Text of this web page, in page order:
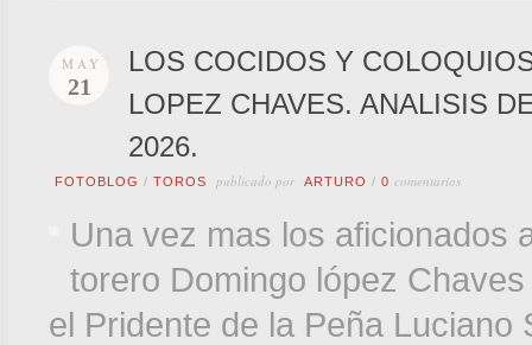
MAY
21
LOS COCIDOS Y
LOPEZ CHAVES. ANALISIS
2026.
FOTOBLOG / TOROS publicado por ARTURO / 0 comentarios
Una vez mas los aficionados
torero Domingo lópez
el Pridente de la Peña